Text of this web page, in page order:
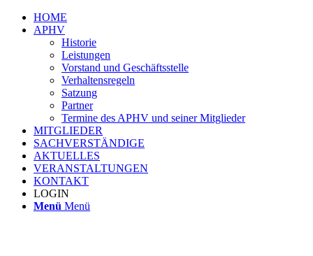
HOME
APHV
Historie
Leistungen
Vorstand und Geschäftsstelle
Verhaltensregeln
Satzung
Partner
Termine des APHV und seiner Mitglieder
MITGLIEDER
SACHVERSTÄNDIGE
AKTUELLES
VERANSTALTUNGEN
KONTAKT
LOGIN
Menü Menü